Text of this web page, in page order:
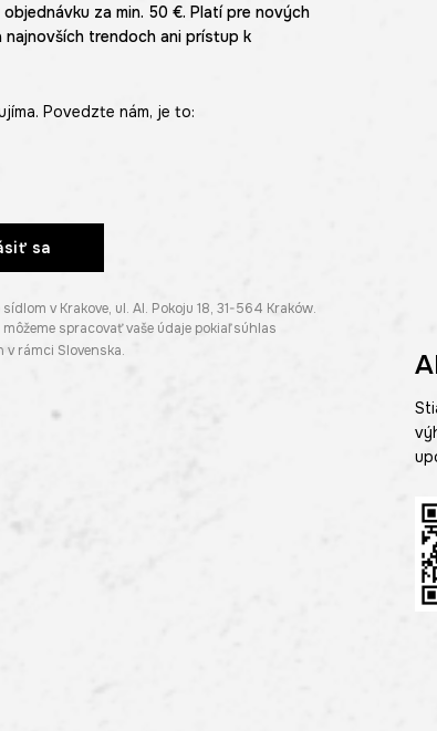
za min. 50 €. Platí pre nových
trendoch ani prístup k
Povedzte nám, je to:
sa
v Krakove, ul. Al. Pokoju 18, 31-564 Kraków.
spracovať vaše údaje pokiaľ súhlas
v rámci Slovenska.